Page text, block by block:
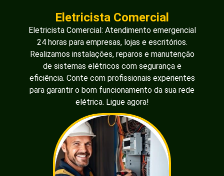
Eletricista Comercial
Eletricista Comercial: Atendimento emergencial
24 horas para empresas, lojas e escritórios.
Realizamos instalações, reparos e manutenção
de sistemas elétricos com segurança e
eficiência. Conte com profissionais experientes
para garantir o bom funcionamento da sua rede
elétrica. Ligue agora!